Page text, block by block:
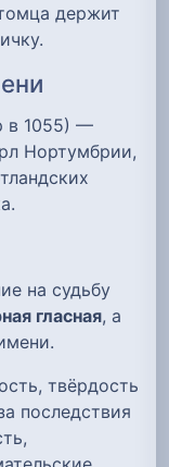
держит
в 1055) —
Нортумбрии,
на судьбу
гласная, а
твёрдость
последствия